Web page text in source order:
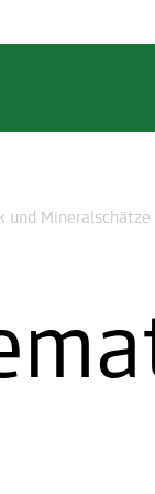
und Mineralschätze